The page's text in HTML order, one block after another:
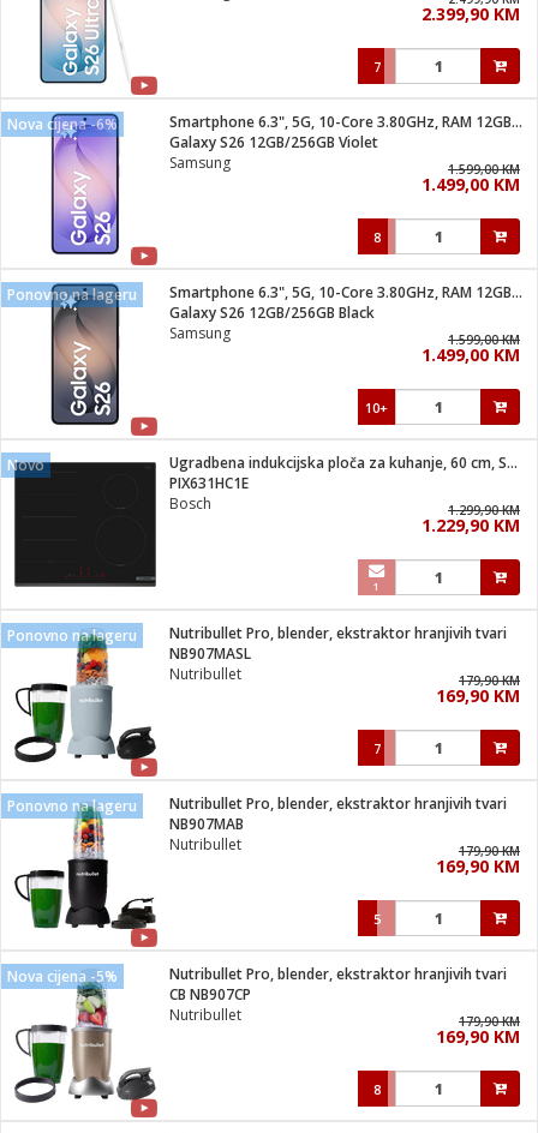
2.399,90 KM
7
Nova cijena -6%
Smartphone 6.3", 5G, 10-Core 3.80GHz, RAM 12GB, 50Mpixel
Galaxy S26 12GB/256GB Violet
Samsung
1.599,00 KM
1.499,00 KM
8
Ponovno na lageru
Smartphone 6.3", 5G, 10-Core 3.80GHz, RAM 12GB, 50Mpixel
Galaxy S26 12GB/256GB Black
Samsung
1.599,00 KM
1.499,00 KM
10+
Novo
Ugradbena indukcijska ploča za kuhanje, 60 cm, Serie 6
PIX631HC1E
Bosch
1.299,90 KM
1.229,90 KM
1
Ponovno na lageru
Nutribullet Pro, blender, ekstraktor hranjivih tvari
NB907MASL
Nutribullet
179,90 KM
169,90 KM
7
Ponovno na lageru
Nutribullet Pro, blender, ekstraktor hranjivih tvari
NB907MAB
Nutribullet
179,90 KM
169,90 KM
5
Nova cijena -5%
Nutribullet Pro, blender, ekstraktor hranjivih tvari
CB NB907CP
Nutribullet
179,90 KM
169,90 KM
8